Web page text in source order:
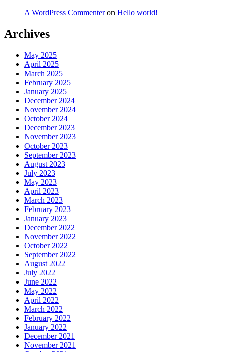
A WordPress Commenteron Hello world!
Archives
May 2025
April 2025
March 2025
February 2025
January 2025
December 2024
November 2024
October 2024
December 2023
November 2023
October 2023
September 2023
August 2023
July 2023
May 2023
April 2023
March 2023
February 2023
January 2023
December 2022
November 2022
October 2022
September 2022
August 2022
July 2022
June 2022
May 2022
April 2022
March 2022
February 2022
January 2022
December 2021
November 2021